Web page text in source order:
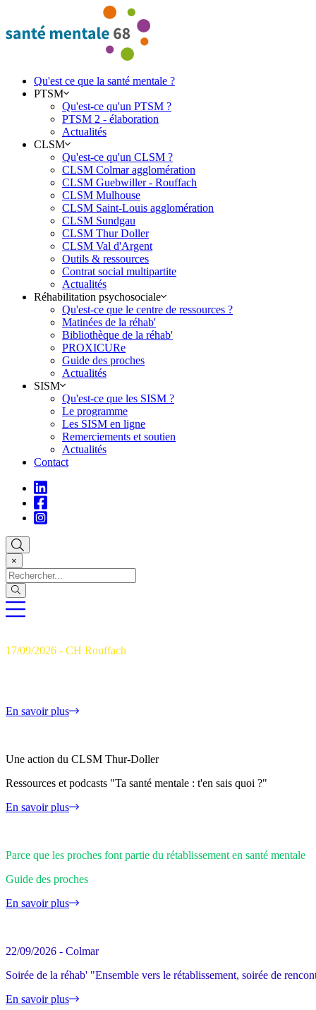
Qu'est ce que la santé mentale ?
PTSM
Qu'est-ce qu'un PTSM ?
PTSM 2 - élaboration
Actualités
CLSM
Qu'est-ce qu'un CLSM ?
CLSM Colmar agglomération
CLSM Guebwiller - Rouffach
CLSM Mulhouse
CLSM Saint-Louis agglomération
CLSM Sundgau
CLSM Thur Doller
CLSM Val d'Argent
Outils & ressources
Contrat social multipartite
Actualités
Réhabilitation psychosociale
Qu'est-ce que le centre de ressources ?
Matinées de la réhab'
Bibliothèque de la réhab'
PROXICURe
Guide des proches
Actualités
SISM
Qu'est-ce que les SISM ?
Le programme
Les SISM en ligne
Remerciements et soutien
Actualités
Contact
×
17/09/2026 - CH Rouffach
En savoir plus
Une action du CLSM Thur-Doller
Ressources et podcasts "Ta santé mentale : t'en sais quoi ?"
En savoir plus
Parce que les proches font partie du rétablissement en santé mentale
Guide des proches
En savoir plus
22/09/2026 - Colmar
Soirée de la réhab' "Ensemble vers le rétablissement, soirée de
En savoir plus